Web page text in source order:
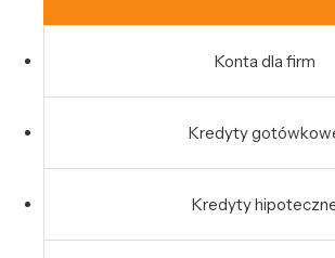
Konta dla firm
Kredyty
Kredyty